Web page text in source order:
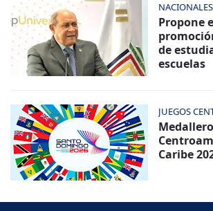
NACIONALES
Propone
de
escuelas
JUEGOS
Caribe